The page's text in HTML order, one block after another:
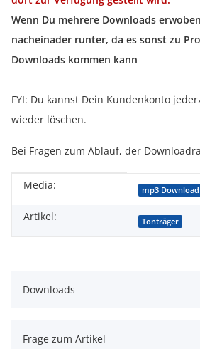
Wenn Du mehrere Downloads
nacheinader runter, da es sonst zu
Downloads kommen kann
FYI: Du kannst Dein Kundenkonto
wieder löschen.
Bei Fragen zum Ablauf, der
Produkteigenschaft
Wert
Media: mp3 Download
Artikel: Tonträger
Downloads
Frage zum Artikel